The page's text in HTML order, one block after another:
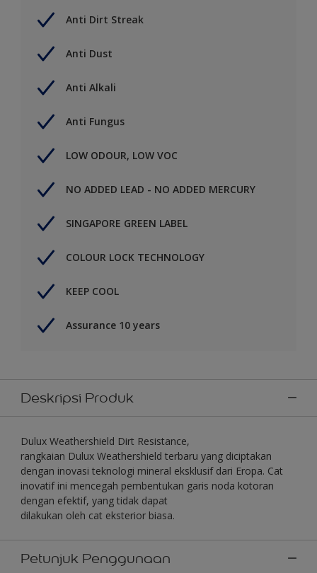
Anti Dirt Streak
Anti Dust
Anti Alkali
Anti Fungus
LOW ODOUR, LOW VOC
NO ADDED LEAD - NO ADDED MERCURY
SINGAPORE GREEN LABEL
COLOUR LOCK TECHNOLOGY
KEEP COOL
Assurance 10 years
Deskripsi Produk
Dulux Weathershield Dirt Resistance,
rangkaian Dulux Weathershield terbaru yang diciptakan
dengan inovasi teknologi mineral eksklusif dari Eropa. Cat
inovatif ini mencegah pembentukan garis noda kotoran
dengan efektif, yang tidak dapat
dilakukan oleh cat eksterior biasa.
Petunjuk Penggunaan